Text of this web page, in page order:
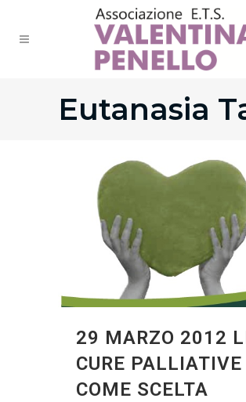
Eutanasia
29 MARZO 2012
CURE PALLIATIVE
COME SCELTA